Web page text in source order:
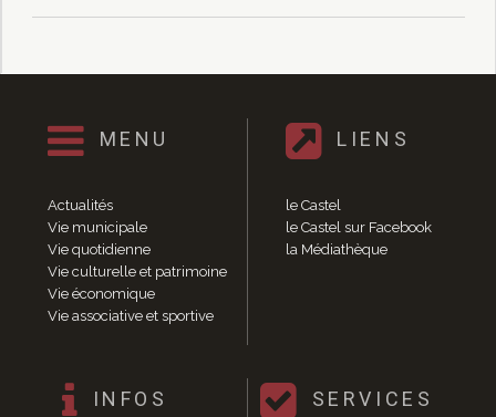
Délibérations 2018
Délibérations 2014
Délibérations 2013
Délibérations 2011
Délibérations 2010
Délibérations 2009
Délibérations 2008
Agenda réunions publiques
Marchés publics
Vie quotidienne
MENU
Actualités
Vie municipale
Vie quotidienne
Vie culturelle et patrimoine
Vie économique
Vie associative et sportive
LIENS
le Castel
le Castel sur Facebook
la Médiathèque
INFOS SERVICES